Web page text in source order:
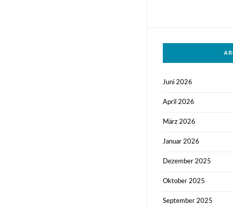
Juni 2026
April 2026
März 2026
Januar 2026
Dezember 2025
Oktober 2025
September 2025